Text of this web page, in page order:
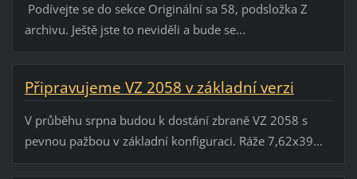
Podívejte se do sekce Originální sa 58, podsložka Z
archivu. Ještě jste to neviděli a bude se...
Připravujeme VZ 2058 v základní verzi
V průběhu srpna budou k dostání zbraně VZ 2058 s
pevnou pažbou v základní konfiguraci. Ráže 7,62x39...